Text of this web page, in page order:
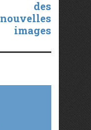
des
nouvelles
images